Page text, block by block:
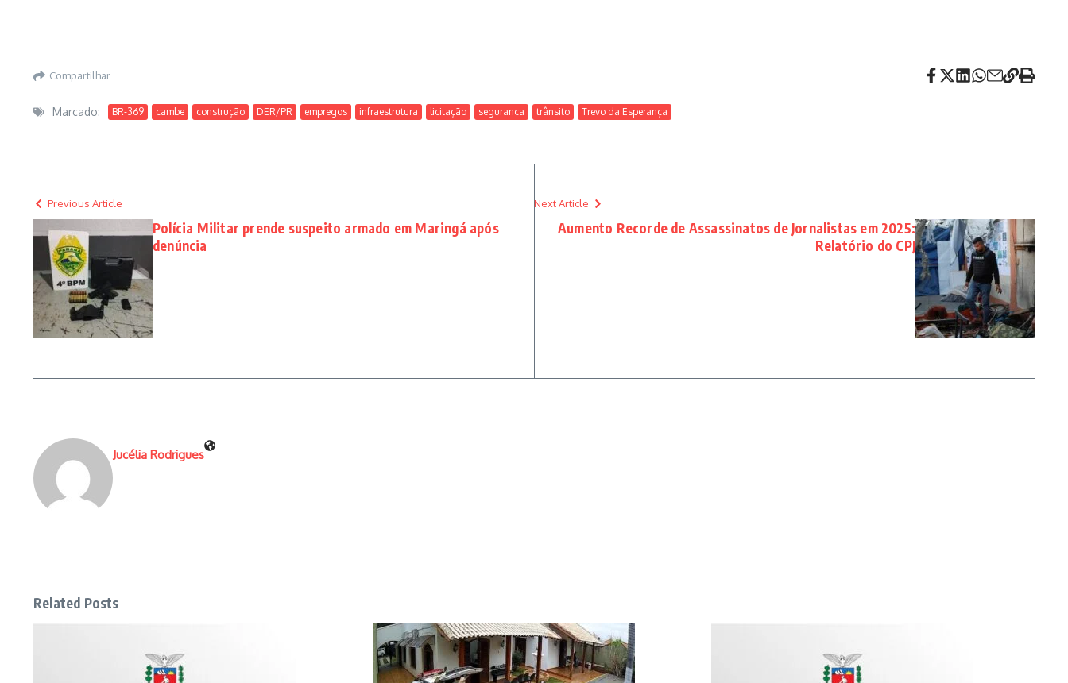
Compartilhar
Marcado: BR-369 cambe construção DER/PR empregos infraestrutura licitação seguranca trânsito Trevo da Esperança
Previous Article
Polícia Militar prende suspeito armado em Maringá após
denúncia
Next Article
Aumento Recorde de Assassinatos de Jornalistas em 2025:
Relatório do CPJ
Jucélia Rodrigues
Related Posts